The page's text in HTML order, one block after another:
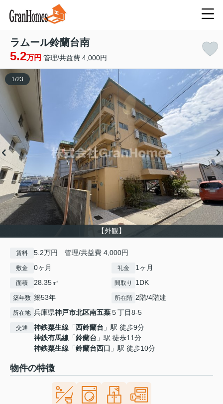
ラムール鈴蘭台南
5.2万円 管理/共益費 4,000円
【外観】
1 /23
賃料 5.2万円 管理/共益費 4,000円
敷金 0ヶ月 礼金 1ヶ月
面積 28.35㎡ 間取り 1DK
築年数 築53年 所在階 2階/4階建
所在地 兵庫県神戸市北区南五葉５丁目8-5
交通 神鉄粟生線 「西鈴蘭台 」駅 徒歩9分
神鉄有馬線 「鈴蘭台 」駅 徒歩11分
神鉄粟生線 「鈴蘭台西口 」駅 徒歩10分
物件の特徴